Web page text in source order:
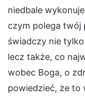
niedbale
czym polega twój
świadczy nie
lecz także, co
wobec Boga, o
powiedzieć, że to